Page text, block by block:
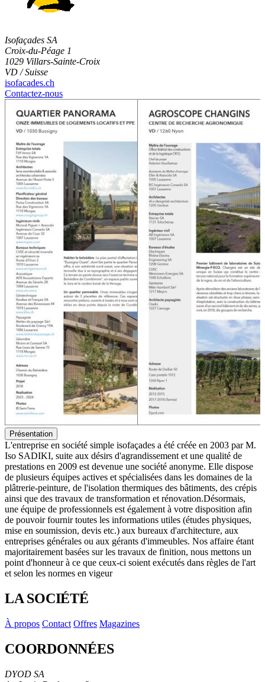
Isofaçades SA
Croix-du-Péage 1
1029 Villars-Sainte-Croix
VD / Suisse
isofacades.ch
Contactez-nous
Présentation
L'entreprise en société simple isofaçades a été créée en 2003 par M.
Iso SADIKI, suite aux désirs d'agrandissement et une qualité de
prestations en 2009 est devenue une société anonyme. Elle dispose
de plusieurs équipes actives et spécialisées dans les domaines de la
plâtrerie-peinture, de l'isolation thermiques des bâtiments, des crépis
ainsi que des travaux de transformation et rénovation.Désormais,
une équipe de professionnels est également à votre disposition afin
de pouvoir fournir toutes les informations utiles (études physiques,
mise en soumission, devis etc.) aux bureaux d'architecture, aux
entreprises générales ou aux gérants d'immeubles. Nos affaire étant
majoritairement basées sur les travaux de finition, nous mettons un
point d'honneur à ce que ceux-ci soient exécutés dans règles de l'art
et selon les normes en vigeur
LA SOCIÉTÉ
À propos Contact Offres Magazines
COORDONNÉES
DYOD SA